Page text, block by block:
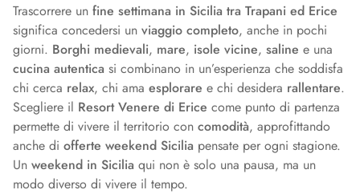
Trascorrere un fine settimana in Sicilia tra Trapani ed Erice
significa concedersi un viaggio completo, anche in pochi
giorni. Borghi medievali, mare, isole vicine, saline e una
cucina autentica si combinano in un’esperienza che soddisfa
chi cerca relax, chi ama esplorare e chi desidera rallentare.
Scegliere il Resort Venere di Erice come punto di partenza
permette di vivere il territorio con comodità, approfittando
anche di offerte weekend Sicilia pensate per ogni stagione.
Un weekend in Sicilia qui non è solo una pausa, ma un
modo diverso di vivere il tempo.